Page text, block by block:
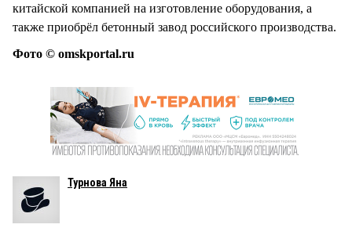
китайской компанией на изготовление оборудования, а
также приобрёл бетонный завод российского производства.
Фото © omskportal.ru
Турнова Яна